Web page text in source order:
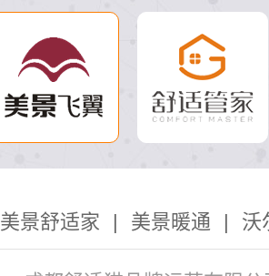
美景舒适家 | 美景暖通 | 沃